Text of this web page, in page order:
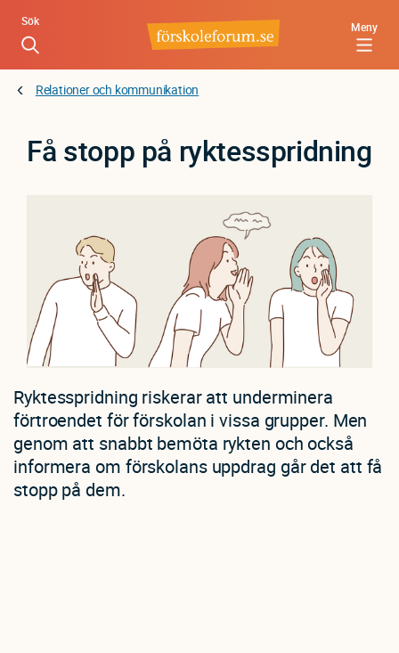
Hoppa
huvudinnehåll
Meny
Sök
Relationer och kommunikation
Få stopp på ryktesspridning
Ryktesspridning riskerar att underminera
förtroendet för förskolan i vissa grupper. Men
genom att snabbt bemöta rykten och också
informera om förskolans uppdrag går det att få
stopp på dem.